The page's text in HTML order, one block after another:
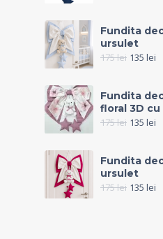
Fundita
ursulet
175lei 135 lei
Fundita
floral 3D
175lei 135 lei
Fundita
ursulet
175lei 135 lei